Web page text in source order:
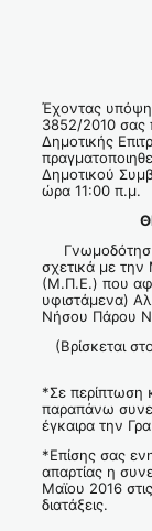
Έχοντας υπόψη
3852/2010 σας
Δημοτικής
Δημοτικού
ώρα 11:00 π.μ.
Γνωμοδότηση
σχετικά με
(Μ.Π.Ε.) που
υφιστάμενα)
Νήσου Πάρου
(Βρίσκεται
*Σε περίπτωση
παραπάνω
έγκαιρα την
*Επίσης σας
απαρτίας η
Μαϊου 2016
διατάξεις.